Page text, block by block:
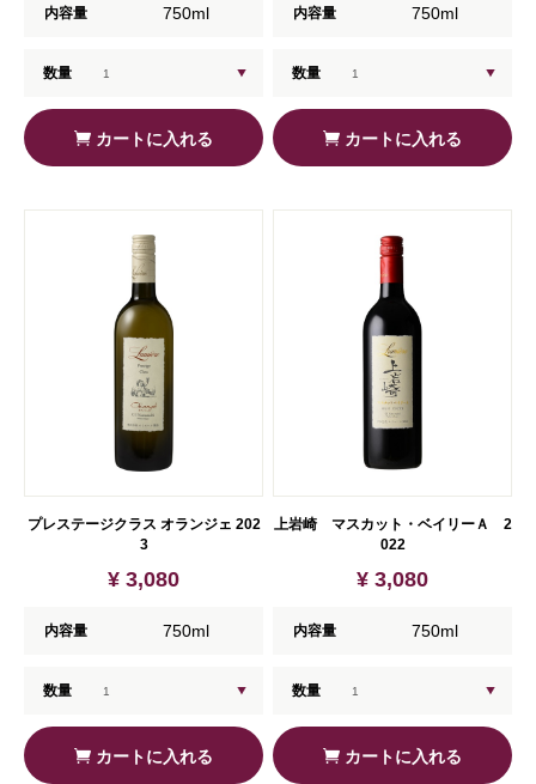
内容量 750ml
数量
カートに入れる
内容量 750ml
数量
カートに入れる
プレステージクラス オランジェ 202
3
¥ 3,080
内容量 750ml
数量
カートに入れる
上岩崎 マスカット・ベイリーＡ 2
022
¥ 3,080
内容量 750ml
数量
カートに入れる